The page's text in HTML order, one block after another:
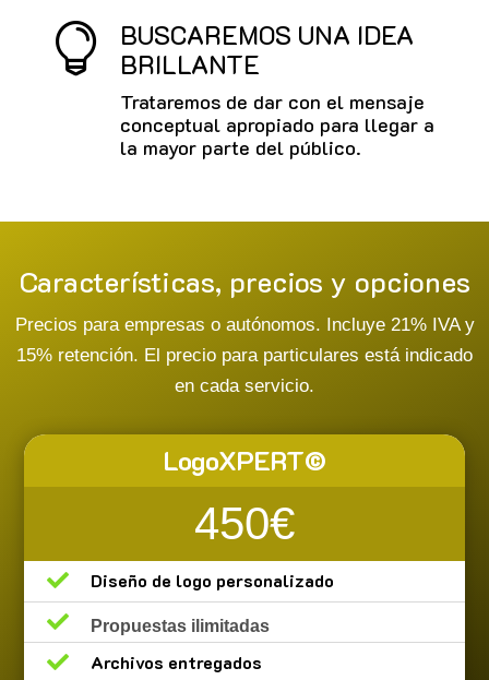

BUSCAREMOS UNA IDEA
BRILLANTE
Trataremos de dar con el mensaje
conceptual apropiado para llegar a
la mayor parte del público.
Características, precios y opciones
Precios para empresas o autónomos. Incluye 21% IVA y
15% retención. El precio para particulares está indicado
en cada servicio.
LogoXPERT©
450€

Diseño de logo personalizado

Propuestas ilimitadas
 Archivos entregados